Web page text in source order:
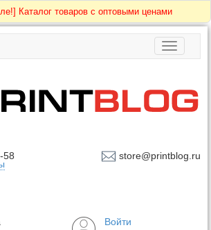
Каталог товаров с оптовыми ценами
Toggle
58 store@printblog.ru
Войти